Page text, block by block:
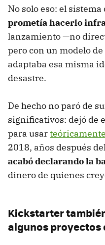
No solo eso: el
prometía hacerlo
lanzamiento —no
pero con un modelo
adaptaba esa misma
desastre.
De hecho no paró de
significativos: dejó de
para usarteóricamente
2018, años después
acabó declarando la
dinero de quienes
Kickstarter
algunos proyectos